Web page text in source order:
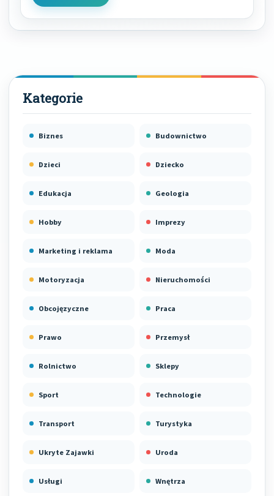
Biznes Budownictwo
Dzieci Dziecko
Edukacja Geologia
Hobby Imprezy
Marketing i reklama Moda
Motoryzacja Nieruchomości
Obcojęzyczne Praca
Prawo Przemysł
Rolnictwo Sklepy
Sport Technologie
Transport Turystyka
Ukryte Zajawki Uroda
Usługi Wnętrza